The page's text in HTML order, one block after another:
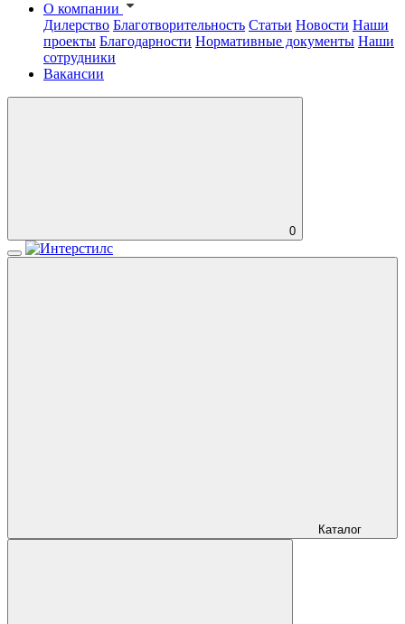
О компании
Дилерство Благотворительность Статьи Новости Наши
проекты Благодарности Нормативные документы Наши
сотрудники
Вакансии
0
Каталог